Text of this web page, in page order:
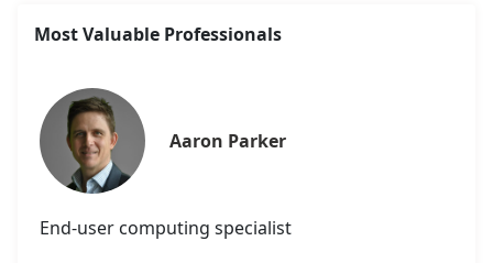
Most Valuable Professionals
Aaron Parker
End-user computing specialist